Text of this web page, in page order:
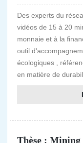
Des experts du
vidéos de 15 à 20
monnaie et à la
outil
écologiques ,
en matière de
Thèse :